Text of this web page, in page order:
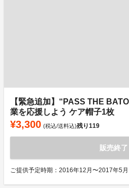
【緊急追加】“PASS THE
業を応援しよう ケア帽子1枚
¥3,300 (税込/送料込)残り119
販売終了
ご提供予定時期：2016年12月〜2017年5月